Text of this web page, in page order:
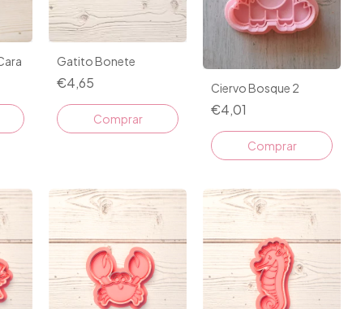
Gatito Bonete
€4,65
Comprar
Ciervo Bosque 2
€4,01
Comprar